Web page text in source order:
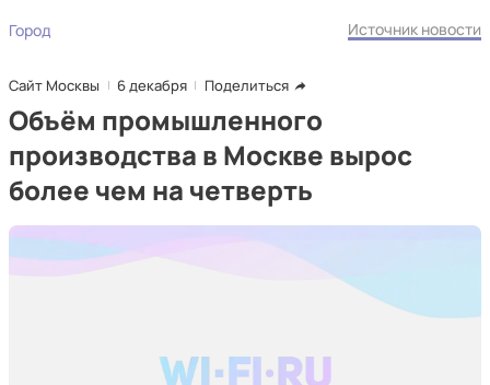
Город Источник новости
Сайт Москвы 6 декабря Поделиться
Объём промышленного
производства в Москве вырос
более чем на четверть